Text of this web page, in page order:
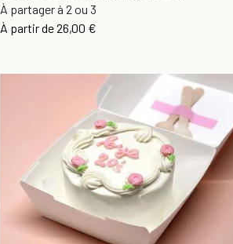
À partager à 2 ou 3
À partir dePrix
26,00 €